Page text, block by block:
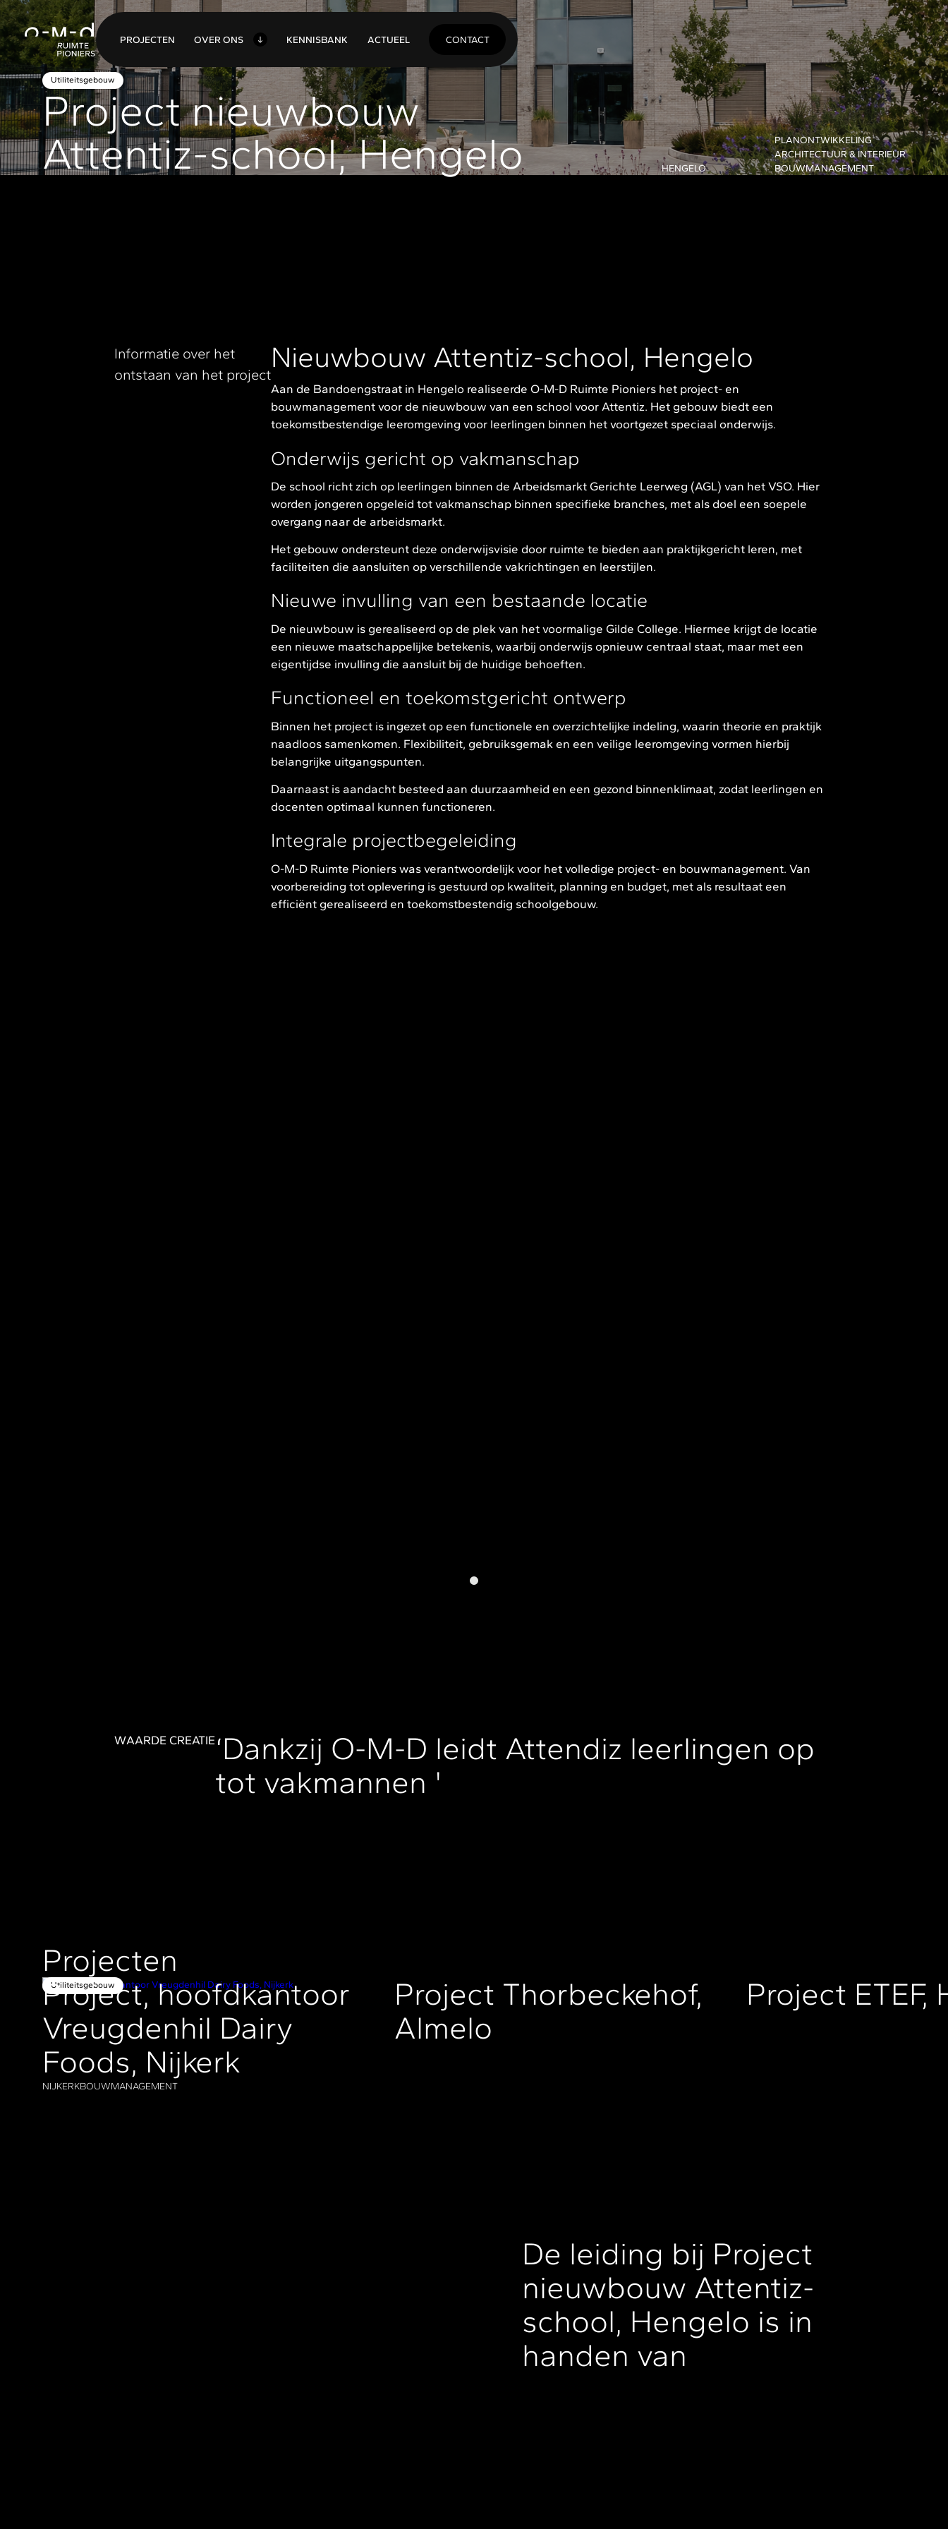
PROJECTEN OVER ONS KENNISBANK ACTUEEL CONTACT
Utiliteitsgebouw
Project nieuwbouw
Attentiz-school, Hengelo
HENGELO
PLANONTWIKKELING
ARCHITECTUUR & INTERIEUR
BOUWMANAGEMENT
Informatie over het
ontstaan van het project
Nieuwbouw Attentiz-school, Hengelo
Aan de Bandoengstraat in Hengelo realiseerde O-M-D Ruimte Pioniers het project- en
bouwmanagement voor de nieuwbouw van een school voor Attentiz. Het gebouw biedt een
toekomstbestendige leeromgeving voor leerlingen binnen het voortgezet speciaal onderwijs.
Onderwijs gericht op vakmanschap
De school richt zich op leerlingen binnen de Arbeidsmarkt Gerichte Leerweg (AGL) van het VSO. Hier
worden jongeren opgeleid tot vakmanschap binnen specifieke branches, met als doel een soepele
overgang naar de arbeidsmarkt.
Het gebouw ondersteunt deze onderwijsvisie door ruimte te bieden aan praktijkgericht leren, met
faciliteiten die aansluiten op verschillende vakrichtingen en leerstijlen.
Nieuwe invulling van een bestaande locatie
De nieuwbouw is gerealiseerd op de plek van het voormalige Gilde College. Hiermee krijgt de locatie
een nieuwe maatschappelijke betekenis, waarbij onderwijs opnieuw centraal staat, maar met een
eigentijdse invulling die aansluit bij de huidige behoeften.
Functioneel en toekomstgericht ontwerp
Binnen het project is ingezet op een functionele en overzichtelijke indeling, waarin theorie en praktijk
naadloos samenkomen. Flexibiliteit, gebruiksgemak en een veilige leeromgeving vormen hierbij
belangrijke uitgangspunten.
Daarnaast is aandacht besteed aan duurzaamheid en een gezond binnenklimaat, zodat leerlingen en
docenten optimaal kunnen functioneren.
Integrale projectbegeleiding
O-M-D Ruimte Pioniers was verantwoordelijk voor het volledige project- en bouwmanagement. Van
voorbereiding tot oplevering is gestuurd op kwaliteit, planning en budget, met als resultaat een
efficiënt gerealiseerd en toekomstbestendig schoolgebouw.
WAARDE CREATIE‘Dankzij O-M-D leidt Attendiz leerlingen op
tot vakmannen '
Projecten
Utiliteitsgebouw
Project, hoofdkantoor
Vreugdenhil Dairy
Foods, Nijkerk
NIJKERKBOUWMANAGEMENT
Project Thorbeckehof,
Almelo
Project ETEF,
De leiding bij Project
nieuwbouw Attentiz-
school, Hengelo is in
handen van